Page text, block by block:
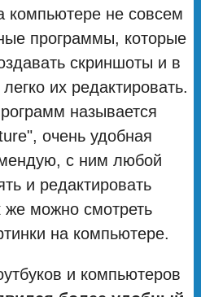
компьютере не совсем
программы, которые
скриншоты и в
их редактировать.
называется
очень удобная
с ним любой
и редактировать
же можно смотреть
на компьютере.
и компьютеров